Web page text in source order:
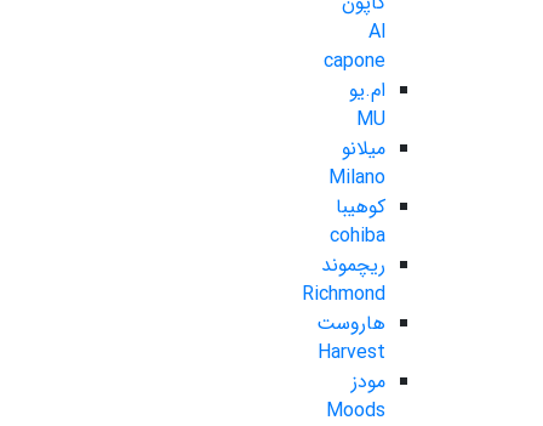
Al
capone
ام.یو
MU
میلانو
Milano
کوهیبا
cohiba
ریچموند
Richmond
هاروست
Harvest
مودز
Moods